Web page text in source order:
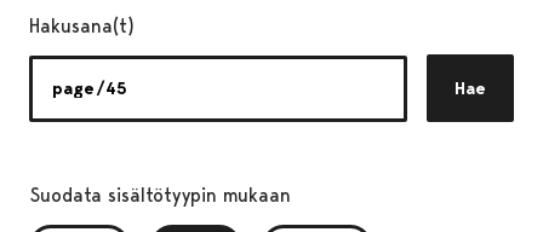
Hakusana(t)
Hae
Suodata sisältötyypin mukaan